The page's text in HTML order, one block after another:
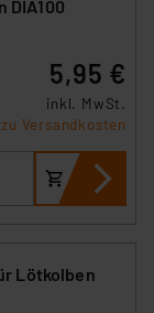
DIA100
5,95 €
inkl. MwSt.
Versandkosten
Lötkolben